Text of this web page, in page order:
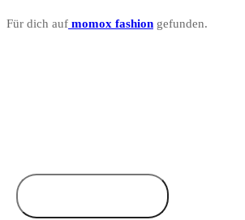
Für dich auf momox fashion gefunden.